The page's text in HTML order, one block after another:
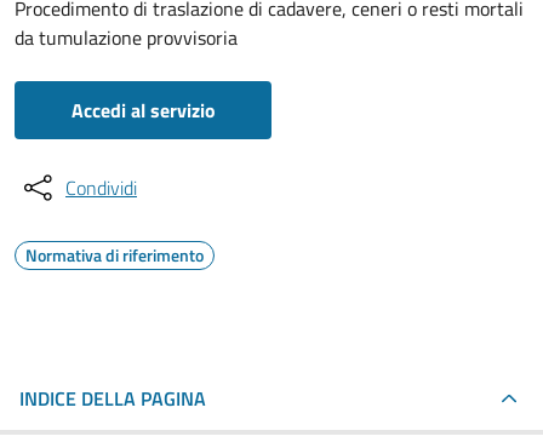
Procedimento di traslazione di cadavere, ceneri o resti mortali
da tumulazione provvisoria
Accedi al servizio
Condividi
Normativa di riferimento
INDICE DELLA PAGINA